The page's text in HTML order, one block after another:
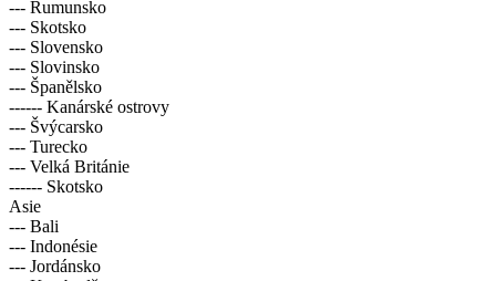
--- Rumunsko
--- Skotsko
--- Slovensko
--- Slovinsko
--- Španělsko
------ Kanárské ostrovy
--- Švýcarsko
--- Turecko
--- Velká Británie
------ Skotsko
Asie
--- Bali
--- Indonésie
--- Jordánsko